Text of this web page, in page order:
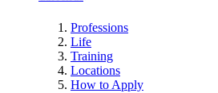
Professions
Life
Training
Locations
How to Apply